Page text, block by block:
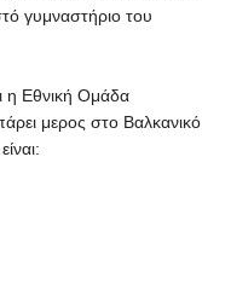
γυμναστήριο του
η Εθνική Ομάδα
μερος στο Βαλκανικό